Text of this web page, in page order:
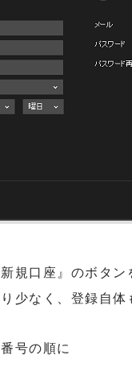
規口座』のボタ
少なく、登録自
号の順に